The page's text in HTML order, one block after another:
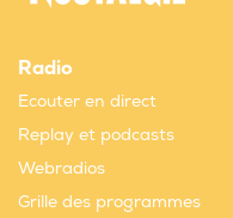
Radio
Ecouter en direct
Replay et podcasts
Webradios
Grille des programmes